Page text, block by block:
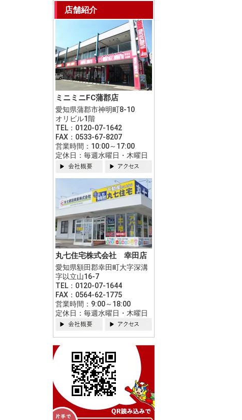
店舗紹介
ミニミニFC蒲郡店
愛知県蒲郡市神明町8-10
オリビル1階
TEL：0120-07-1642
FAX：0533-67-8207
営業時間：10:00～17:00
定休日：毎週水曜日・木曜日
丸七住宅株式会社 幸田店
愛知県額田郡幸田町大字深溝
字以立山16-7
TEL：0120-07-1644
FAX：0564-62-1775
営業時間：9:00～18:00
定休日：毎週水曜日・木曜日